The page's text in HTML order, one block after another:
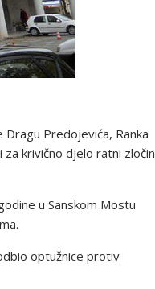
Predojevića, Ranka
krivično djelo ratni zločin
u Sanskom Mostu
optužnice protiv